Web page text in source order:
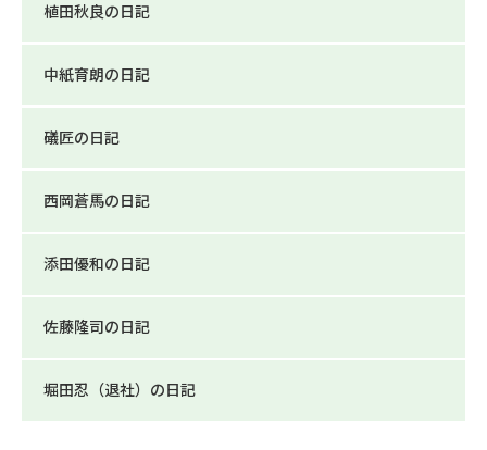
植田秋良の日記
中紙育朗の日記
礒匠の日記
西岡蒼馬の日記
添田優和の日記
佐藤隆司の日記
堀田忍（退社）の日記